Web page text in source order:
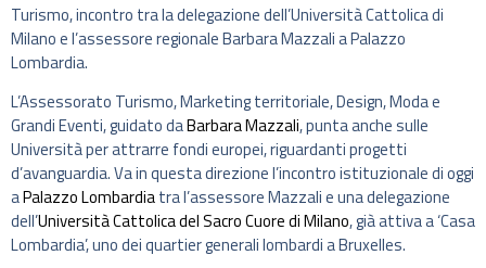
Turismo, incontro tra la delegazione dell’Università Cattolica di
Milano e l’assessore regionale Barbara Mazzali a Palazzo
Lombardia.
L’Assessorato Turismo, Marketing territoriale, Design, Moda e
Grandi Eventi, guidato daBarbara Mazzali, punta anche sulle
Università per attrarre fondi europei, riguardanti progetti
d’avanguardia. Va in questa direzione l’incontro istituzionale di oggi
aPalazzo Lombardiatra l’assessore Mazzali e una delegazione
dell’Università Cattolica del Sacro Cuore di Milano, già attiva a ‘Casa
Lombardia’, uno dei quartier generali lombardi a Bruxelles.